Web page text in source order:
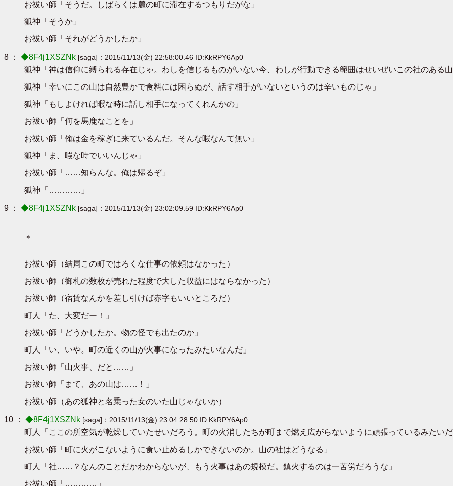
お祓い師「そうだ。しばらくは麓の町に滞在するつもりだがな」
狐神「そうか」
お祓い師「それがどうかしたか」
8 ： ◆8F4j1XSZNk [saga]：2015/11/13(金) 22:58:00.46 ID:KkRPY6Ap0
狐神「神は信仰に縛られる存在じゃ。わしを信じるものがいない今、わしが行動できる範囲はせいぜいこの社のある
狐神「幸いにこの山は自然豊かで食料には困らぬが、話す相手がいないというのは辛いものじゃ」
狐神「もしよければ暇な時に話し相手になってくれんかの」
お祓い師「何を馬鹿なことを」
お祓い師「俺は金を稼ぎに来ているんだ。そんな暇なんて無い」
狐神「ま、暇な時でいいんじゃ」
お祓い師「……知らんな。俺は帰るぞ」
狐神「…………」
9 ： ◆8F4j1XSZNk [saga]：2015/11/13(金) 23:02:09.59 ID:KkRPY6Ap0
＊
お祓い師（結局この町ではろくな仕事の依頼はなかった）
お祓い師（御札の数枚が売れた程度で大した収益にはならなかった）
お祓い師（宿賃なんかを差し引けば赤字もいいところだ）
町人「た、大変だー！」
お祓い師「どうかしたか。物の怪でも出たのか」
町人「い、いや。町の近くの山が火事になったみたいなんだ」
お祓い師「山火事、だと……」
お祓い師「まて、あの山は……！」
お祓い師（あの狐神と名乗った女のいた山じゃないか）
10 ： ◆8F4j1XSZNk [saga]：2015/11/13(金) 23:04:28.50 ID:KkRPY6Ap0
町人「ここの所空気が乾燥していたせいだろう。町の火消したちが町まで燃え広がらないように頑張っているみた
お祓い師「町に火がこないように食い止めるしかできないのか。山の社はどうなる」
町人「社……？なんのことだかわからないが、もう火事はあの規模だ。鎮火するのは一苦労だろうな」
お祓い師「…………」